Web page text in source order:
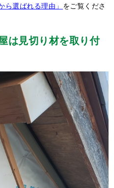
ら選ばれる理由」 をご覧くださ
は見切り材を取り付